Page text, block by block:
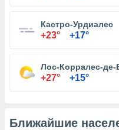
Кастро-Урдиалес
+23° +17°
Лос-Корралес-де-
+27° +15°
Ближайшие